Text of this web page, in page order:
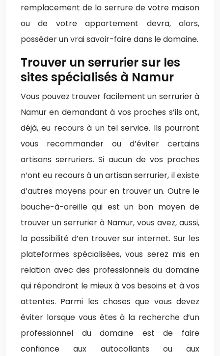
remplacement de la serrure de votre maison
ou de votre appartement devra, alors,
posséder un vrai savoir-faire dans le domaine.
Trouver un serrurier sur les
sites spécialisés à Namur
Vous pouvez trouver facilement un serrurier à
Namur en demandant à vos proches s’ils ont,
déjà, eu recours à un tel service. Ils pourront
vous recommander ou d’éviter certains
artisans serruriers. Si aucun de vos proches
n’ont eu recours à un artisan serrurier, il existe
d’autres moyens pour en trouver un. Outre le
bouche-à-oreille qui est un bon moyen de
trouver un serrurier à Namur, vous avez, aussi,
la possibilité d’en trouver sur internet. Sur les
plateformes spécialisées, vous serez mis en
relation avec des professionnels du domaine
qui répondront le mieux à vos besoins et à vos
attentes. Parmi les choses que vous devez
éviter lorsque vous êtes à la recherche d’un
professionnel du domaine est de faire
confiance aux autocollants ou aux